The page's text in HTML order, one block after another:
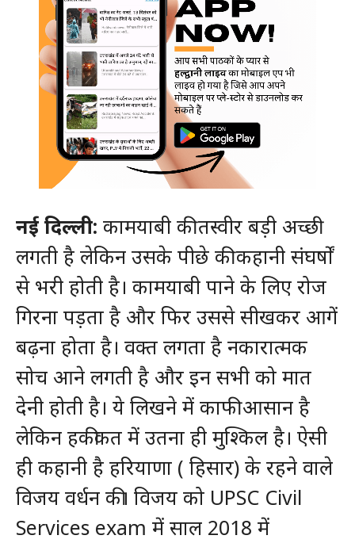
नई दिल्ली: कामयाबी की तस्वीर बड़ी अच्छी
लगती है लेकिन उसके पीछे की कहानी संघर्षों
से भरी होती है। कामयाबी पाने के लिए रोज
गिरना पड़ता है और फिर उससे सीखकर आगें
बढ़ना होता है। वक्त लगता है नकारात्मक
सोच आने लगती है और इन सभी को मात
देनी होती है। ये लिखने में काफी आसान है
लेकिन हकीकत में उतना ही मुश्किल है। ऐसी
ही कहानी है हरियाणा ( हिसार) के रहने वाले
विजय वर्धन की। विजय को UPSC Civil
Services exam में साल 2018 में